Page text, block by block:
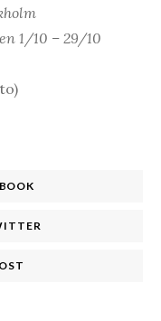
1/10 – 29/10